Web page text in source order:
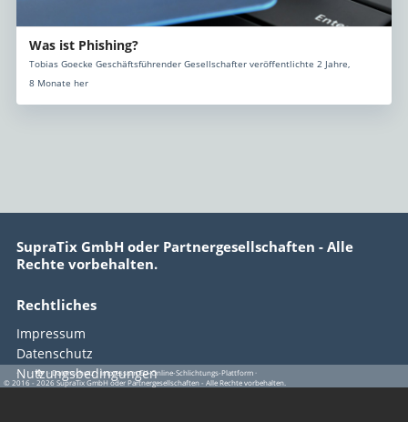
Was ist Phishing?
Tobias Goecke Geschäftsführender Gesellschafter veröffentlichte 2 Jahre,
8 Monate her
SupraTix GmbH oder Partnergesellschaften - Alle
Rechte vorbehalten.
Rechtliches
Impressum
Datenschutz
Nutzungsbedingungen
EU-Online-Schlichtungs-Plattform
· · ·Datenschutz·ImpressumEU-Online-Schlichtungs-Plattform·
© 2016 - 2026 SupraTix GmbH oder Partnergesellschaften - Alle Rechte vorbehalten.